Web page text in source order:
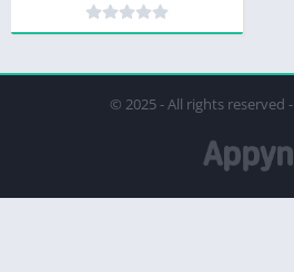
© 2025 - All rights reserved -